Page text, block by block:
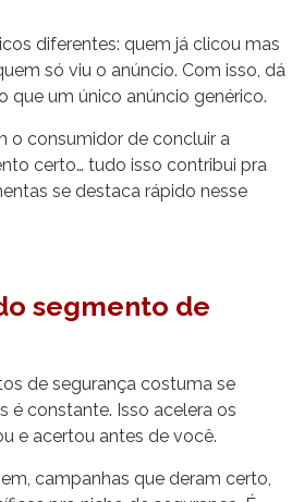
diferentes: quem já clicou mas
só viu o anúncio. Com isso, dá
que um único anúncio genérico.
o consumidor de concluir a
certo… tudo isso contribui pra
se destaca rápido nesse
segmento de
de segurança costuma se
é constante. Isso acelera os
e acertou antes de você.
campanhas que deram certo,